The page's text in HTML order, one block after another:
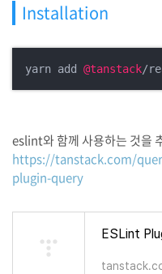
Installation
yarn add @tanstack
eslint와 함께 사용하는 것을
https://tanstack.com/
plugin-query